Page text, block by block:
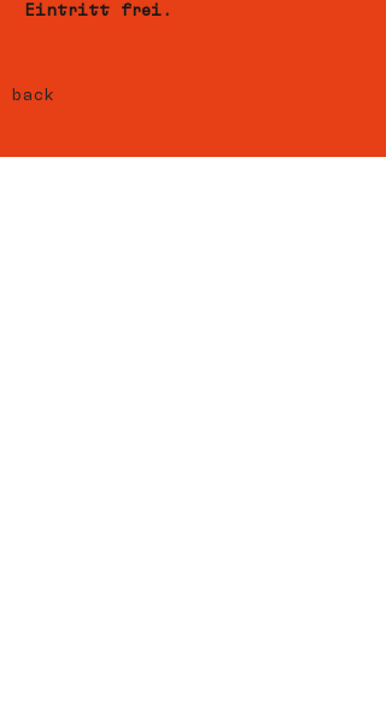
Eintritt frei.
back